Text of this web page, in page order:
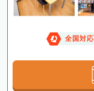
全国対応